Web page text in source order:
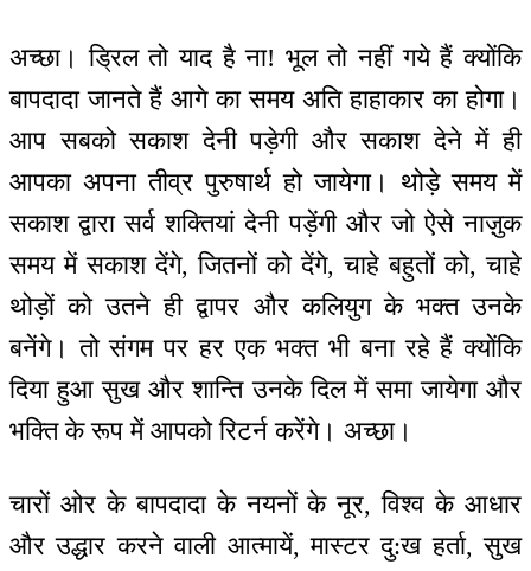
अच्छा। ड्रिल तो याद है ना! भूल तो नहीं गये हैं क्योंकि
बापदादा जानते हैं आगे का समय अति हाहाकार का होगा।
आप सबको सकाश देनी पड़ेगी और सकाश देने में ही
आपका अपना तीव्र पुरुषार्थ हो जायेगा। थोड़े समय में
सकाश द्वारा सर्व शक्तियां देनी पड़ेंगी और जो ऐसे नाज़ुक
समय में सकाश देंगे, जितनों को देंगे, चाहे बहुतों को, चाहे
थोड़ों को उतने ही द्वापर और कलियुग के भक्त उनके
बनेंगे। तो संगम पर हर एक भक्त भी बना रहे हैं क्योंकि
दिया हुआ सुख और शान्ति उनके दिल में समा जायेगा और
भक्ति के रूप में आपको रिटर्न करेंगे। अच्छा।
चारों ओर के बापदादा के नयनों के नूर, विश्व के आधार
और उद्धार करने वाली आत्मायें, मास्टर दु:ख हर्ता, सुख